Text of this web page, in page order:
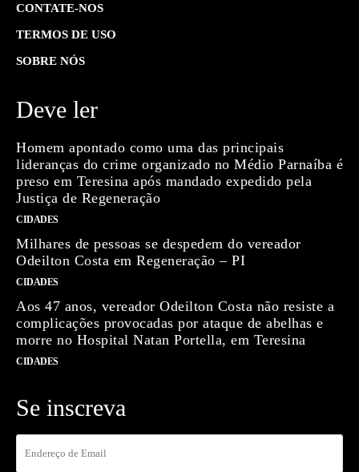
CONTATE-NOS
TERMOS DE USO
SOBRE NÓS
Deve ler
Homem apontado como uma das principais
lideranças do crime organizado no Médio Parnaíba é
preso em Teresina após mandado expedido pela
Justiça de Regeneração
CIDADES
Milhares de pessoas se despedem do vereador
Odeilton Costa em Regeneração – PI
CIDADES
Aos 47 anos, vereador Odeilton Costa não resiste a
complicações provocadas por ataque de abelhas e
morre no Hospital Natan Portella, em Teresina
CIDADES
Se inscreva